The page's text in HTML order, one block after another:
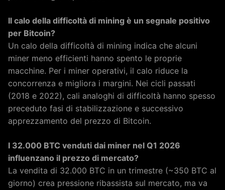
Il calo della difficoltà di mining è un segnale positivo
per Bitcoin?
Un calo della difficoltà di mining indica che alcuni
miner meno efficienti hanno spento le proprie
macchine. Per i miner operativi, il calo riduce la
concorrenza e migliora i margini. Nei cicli passati
(2018 e 2022), cali analoghi di difficoltà hanno spesso
preceduto fasi di stabilizzazione e successivo
apprezzamento del prezzo di Bitcoin.
I 32.000 BTC venduti dai miner nel Q1 2026
influenzano il prezzo di mercato?
La vendita di 32.000 BTC in un trimestre (~350 BTC al
giorno) crea pressione ribassista sul mercato, ma va